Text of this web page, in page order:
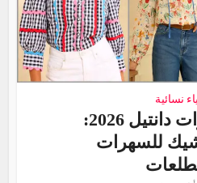
نسائية
بالصور بلوزات دانتيل 2026:
للسهرات